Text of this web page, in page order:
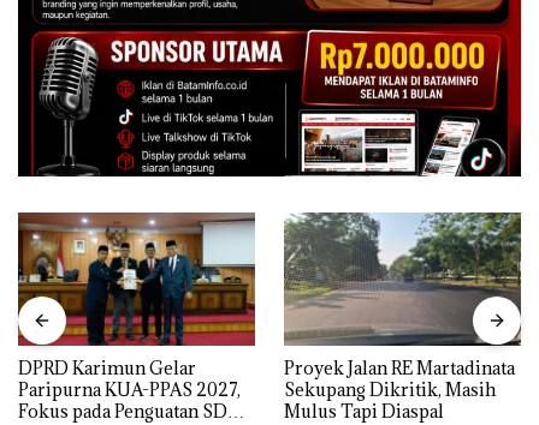
DPRD Karimun Gelar
Paripurna KUA-PPAS 2027,
Fokus pada Penguatan SDM,
Proyek Jalan RE Martadinata
Sekupang Dikritik, Masih
Mulus Tapi Diaspal